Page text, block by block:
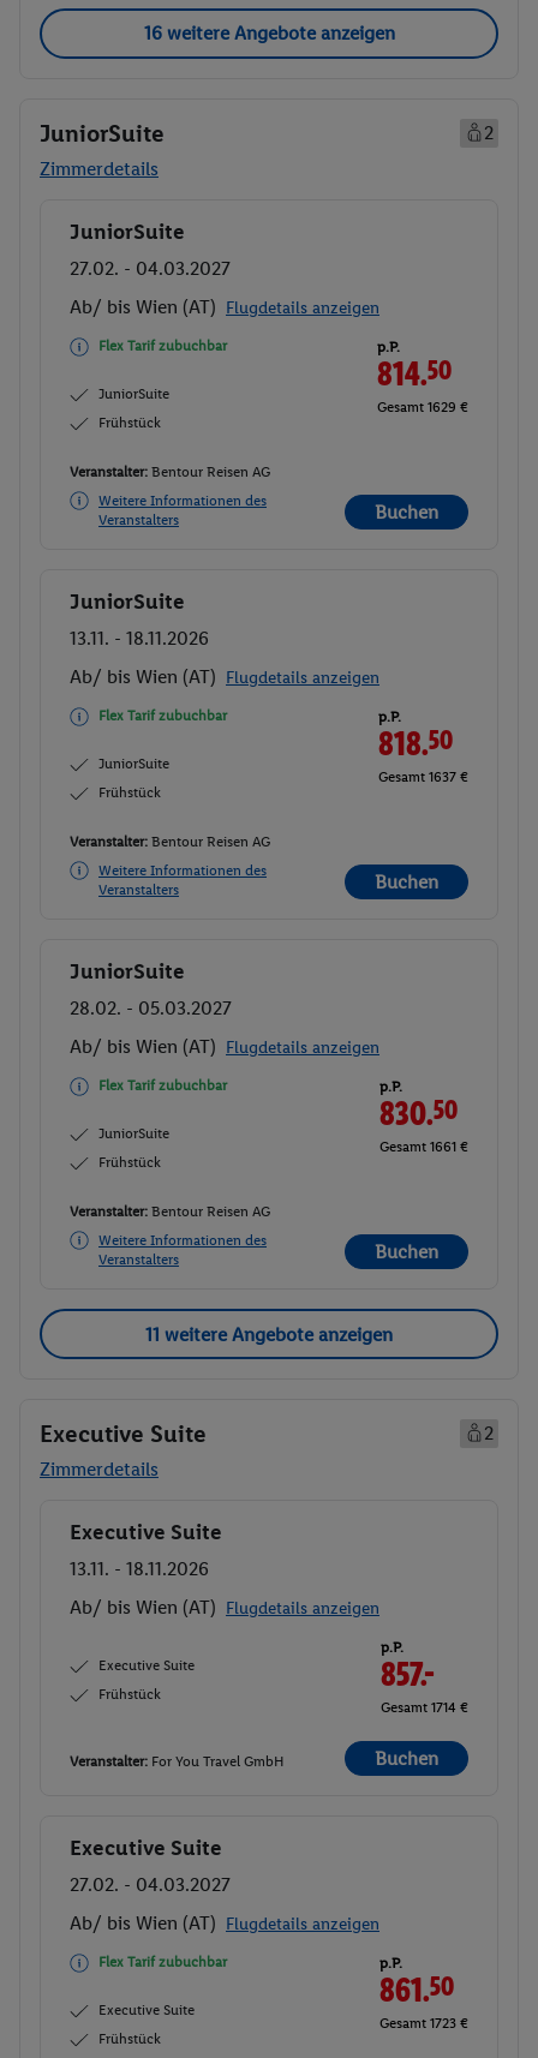
16 weitere Angebote anzeigen
JuniorSuite
2
Zimmerdetails
Buchen
JuniorSuite
27.02. - 04.03.2027
Ab/ bis Wien (AT) Flugdetails anzeigen
Flex Tarif zubuchbar
JuniorSuite
Frühstück
p.P.
814.50
Gesamt 1629 €
Veranstalter: Bentour Reisen AG
Weitere Informationen des
Veranstalters
Buchen
Buchen
JuniorSuite
13.11. - 18.11.2026
Ab/ bis Wien (AT) Flugdetails anzeigen
Flex Tarif zubuchbar
JuniorSuite
Frühstück
p.P.
818.50
Gesamt 1637 €
Veranstalter: Bentour Reisen AG
Weitere Informationen des
Veranstalters
Buchen
Buchen
JuniorSuite
28.02. - 05.03.2027
Ab/ bis Wien (AT) Flugdetails anzeigen
Flex Tarif zubuchbar
JuniorSuite
Frühstück
p.P.
830.50
Gesamt 1661 €
Veranstalter: Bentour Reisen AG
Weitere Informationen des
Veranstalters
Buchen
11 weitere Angebote anzeigen
Executive Suite
2
Zimmerdetails
Buchen
Executive Suite
13.11. - 18.11.2026
Ab/ bis Wien (AT) Flugdetails anzeigen
Executive Suite
Frühstück
p.P.
857.-
Gesamt 1714 €
Veranstalter: For You Travel GmbH Buchen
Buchen
Executive Suite
27.02. - 04.03.2027
Ab/ bis Wien (AT) Flugdetails anzeigen
Flex Tarif zubuchbar
Executive Suite
Frühstück
p.P.
861.50
Gesamt 1723 €